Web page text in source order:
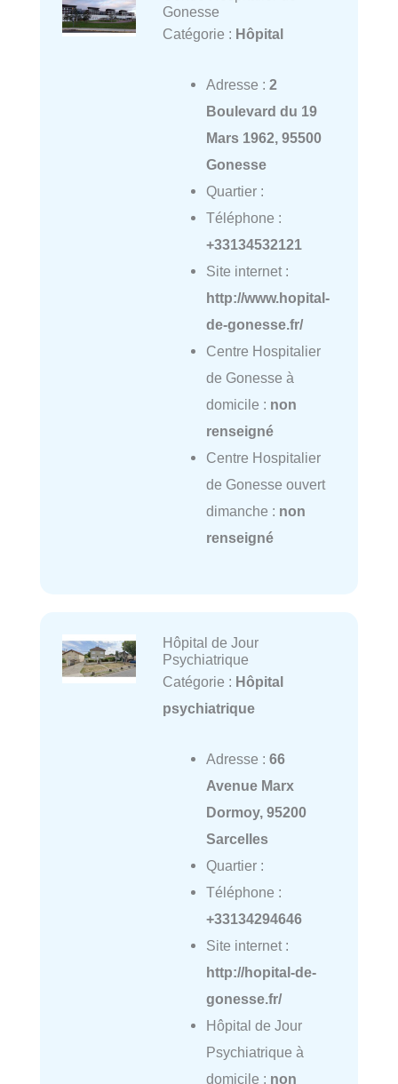
Gonesse
Catégorie : Hôpital
Adresse : 2
Boulevard du 19
Mars 1962, 95500
Gonesse
Quartier :
Téléphone :
+33134532121
Site internet :
http://www.hopital-
de-gonesse.fr/
Centre Hospitalier
de Gonesse à
domicile : non
renseigné
Centre Hospitalier
de Gonesse ouvert
dimanche : non
renseigné
Hôpital de Jour
Psychiatrique
Catégorie : Hôpital
psychiatrique
Adresse : 66
Avenue Marx
Dormoy, 95200
Sarcelles
Quartier :
Téléphone :
+33134294646
Site internet :
http://hopital-de-
gonesse.fr/
Hôpital de Jour
Psychiatrique à
domicile : non